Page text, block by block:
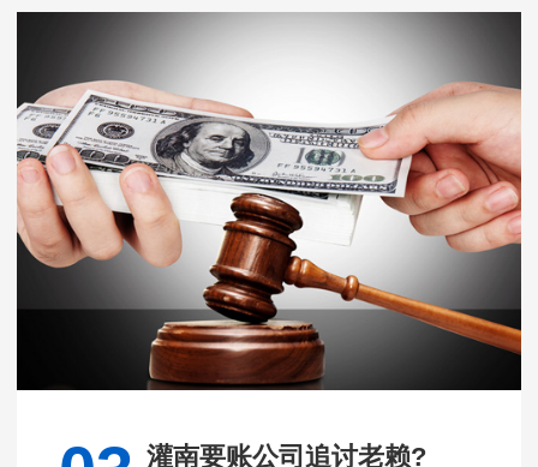
灌南要账公司追讨老赖?